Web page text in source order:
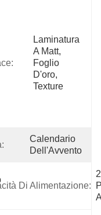
Laminatura
A Matt,
Foglio
D'oro,
Texture
Calendario
Dell'Avvento
Di Alimentazione: